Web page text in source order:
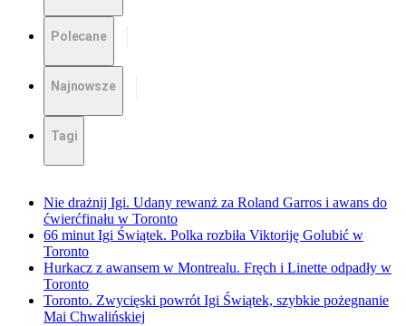
Polecane
Najnowsze
Tagi
Nie drażnij Igi. Udany rewanż za Roland Garros i awans do
ćwierćfinału w Toronto
66 minut Igi Świątek. Polka rozbiła Viktoriję Golubić w
Toronto
Hurkacz z awansem w Montrealu. Fręch i Linette odpadły w
Toronto
Toronto. Zwycięski powrót Igi Świątek, szybkie pożegnanie
Mai Chwalińskiej